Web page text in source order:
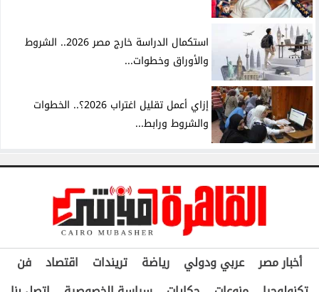
استكمال الدراسة خارج مصر 2026.. الشروط
والأوراق وخطوات...
إزاي أعمل تقليل اغتراب 2026؟.. الخطوات
والشروط ورابط...
أخبار مصر عربي ودولي رياضة تريندات اقتصاد
فن